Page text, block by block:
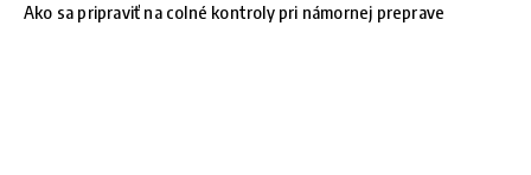
Ako sa pripraviť na colné kontroly pri námornej preprave